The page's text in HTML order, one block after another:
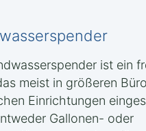
ist ein
meist in größeren
Einrichtungen
Gallonen- oder